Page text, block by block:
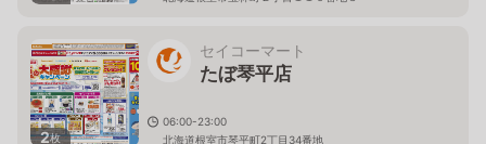
2枚
セイコーマート
たぼ琴平店
06:00-23:00
北海道根室市琴平町2丁目34番地